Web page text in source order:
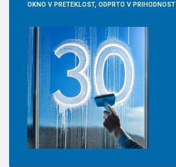
OKNO V PRETEKLOST, ODPRTO V PRIHODNOST